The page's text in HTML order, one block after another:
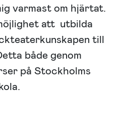
varmast om hjärtat.
att utbilda
till
både genom
på Stockholms